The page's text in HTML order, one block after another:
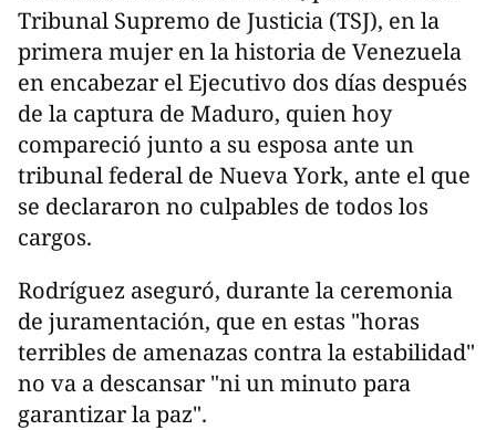
Tribunal Supremo de Justicia (TSJ), en la
primera mujer en la historia de Venezuela
en encabezar el Ejecutivo dos días después
de la captura de Maduro, quien hoy
compareció junto a su esposa ante un
tribunal federal de Nueva York, ante el que
se declararon no culpables de todos los
cargos.
Rodríguez aseguró, durante la ceremonia
de juramentación, que en estas "horas
terribles de amenazas contra la estabilidad"
no va a descansar "ni un minuto para
garantizar la paz".